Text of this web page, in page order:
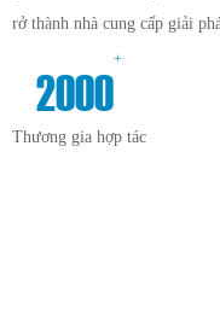
rở thành nhà cung cấp giải
2000
+
Thương gia hợp tác